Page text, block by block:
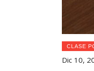
CLASE
Dic 10,